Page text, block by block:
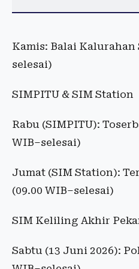
Kamis: Balai Kalurahan
selesai)
SIMPITU & SIM Station
Rabu (SIMPITU):
WIB–selesai)
Jumat (SIM Station):
(09.00 WIB–selesai)
SIM Keliling Akhir
Sabtu (13 Juni 2026):